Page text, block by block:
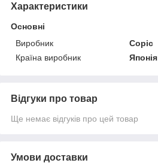
Характеристики
Основні
Виробник
Copic
Країна виробник
Японія
Відгуки про товар
Ще немає відгуків про цей товар
Умови доставки